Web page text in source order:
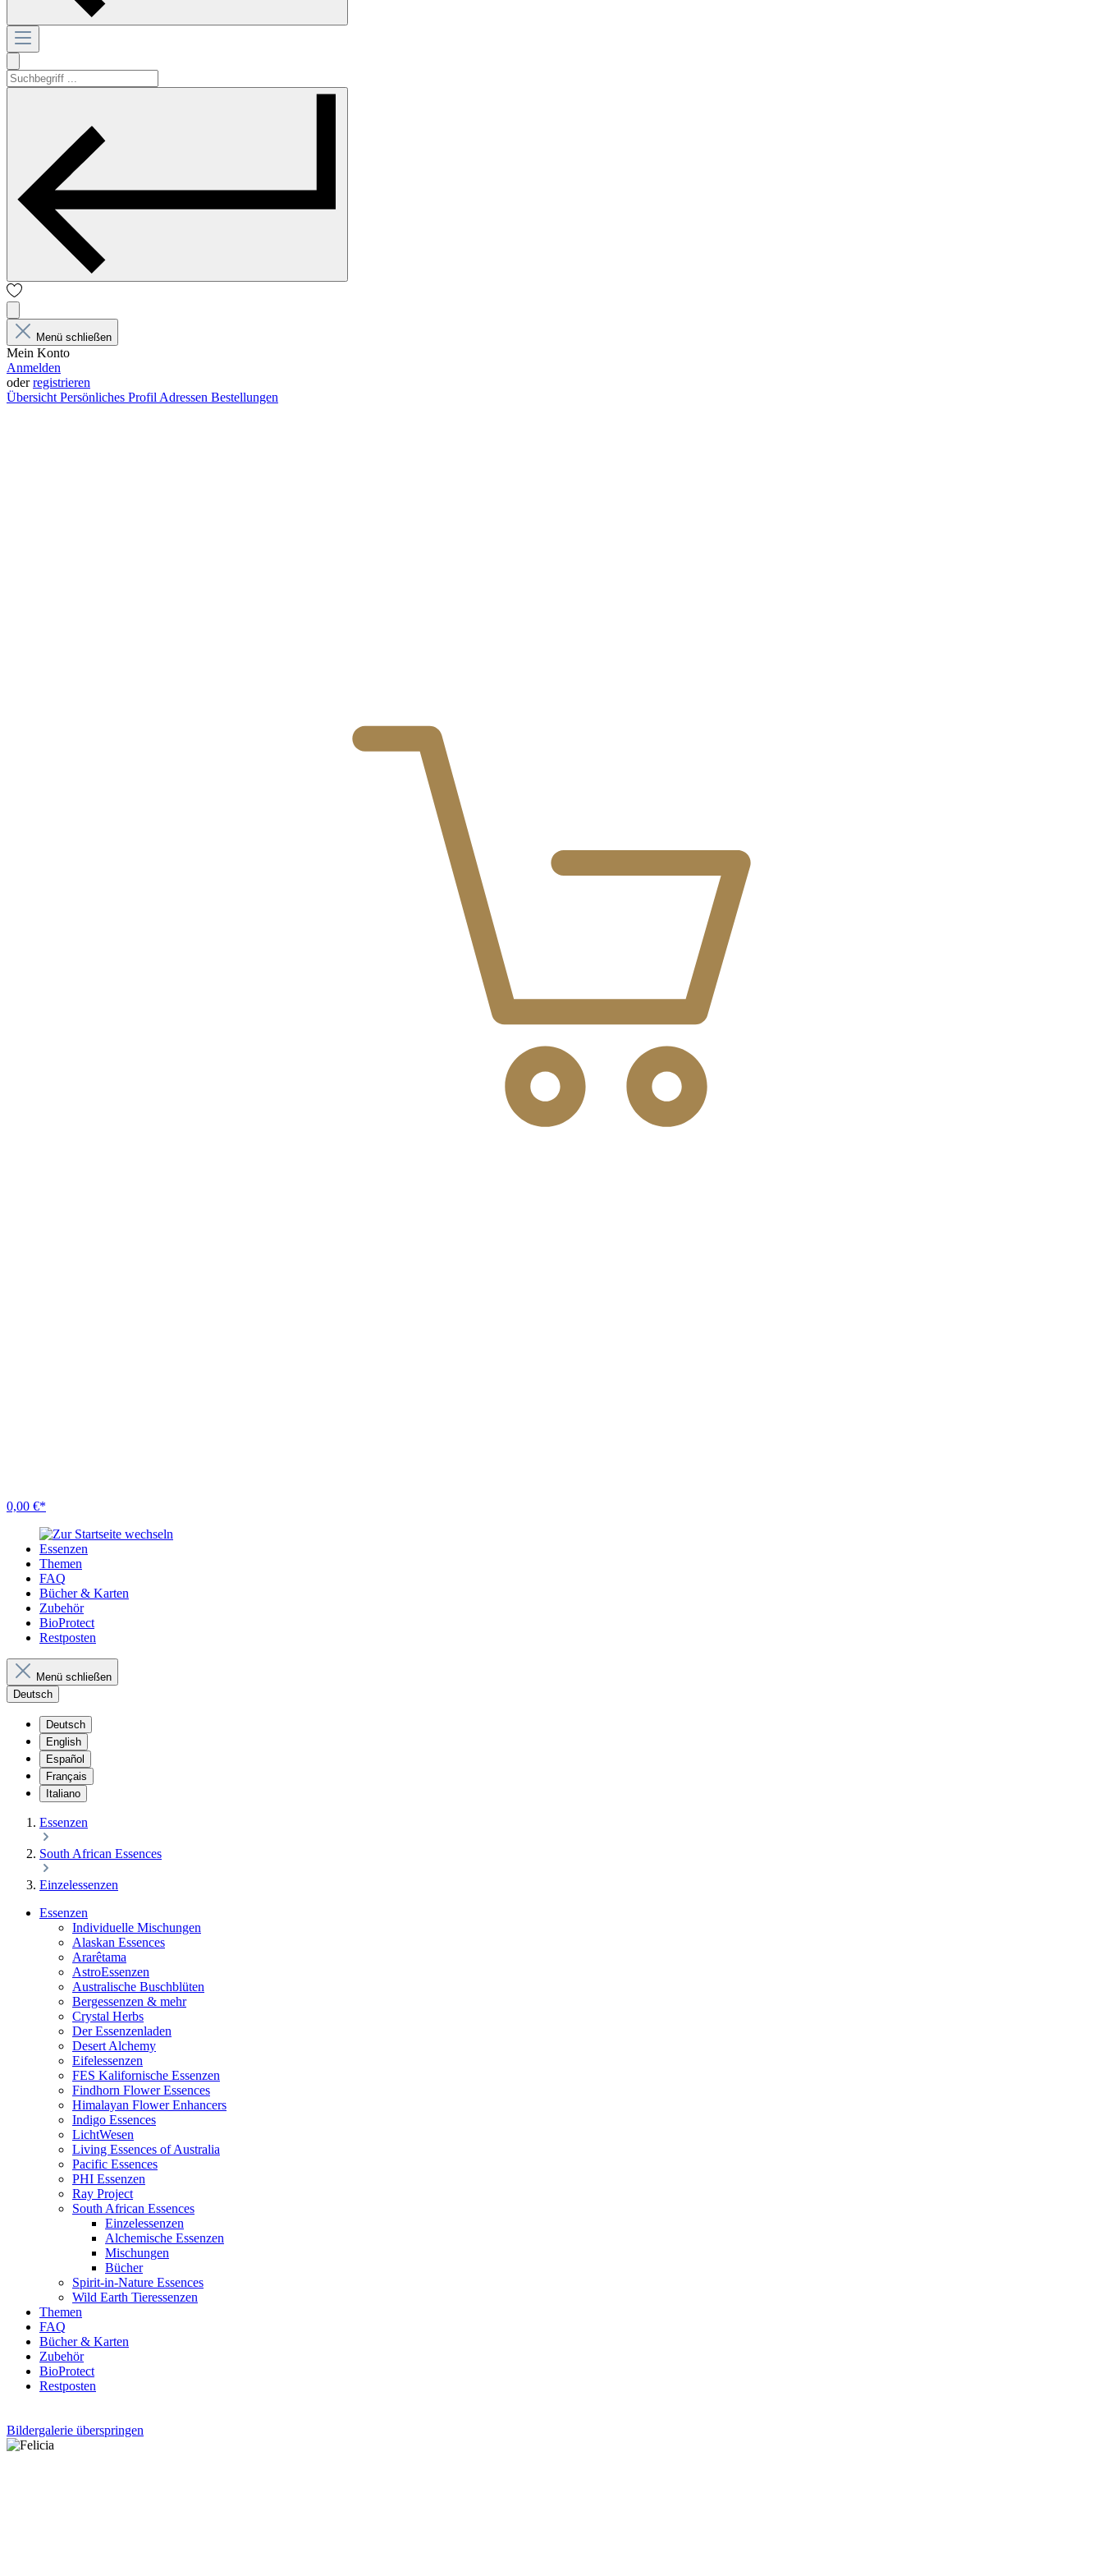
Menü schließen
Mein Konto
Anmelden
oderregistrieren
Übersicht Persönliches Profil Adressen Bestellungen
0,00 €*
Essenzen
Themen
FAQ
Bücher & Karten
Zubehör
BioProtect
Restposten
Menü schließen
Deutsch
Deutsch
English
Español
Français
Italiano
Essenzen
South African Essences
Einzelessenzen
Essenzen
Individuelle Mischungen
Alaskan Essences
Ararêtama
AstroEssenzen
Australische Buschblüten
Bergessenzen & mehr
Crystal Herbs
Der Essenzenladen
Desert Alchemy
Eifelessenzen
FES Kalifornische Essenzen
Findhorn Flower Essences
Himalayan Flower Enhancers
Indigo Essences
LichtWesen
Living Essences of Australia
Pacific Essences
PHI Essenzen
Ray Project
South African Essences
Einzelessenzen
Alchemische Essenzen
Mischungen
Bücher
Spirit-in-Nature Essences
Wild Earth Tieressenzen
Themen
FAQ
Bücher & Karten
Zubehör
BioProtect
Restposten
Bildergalerie überspringen